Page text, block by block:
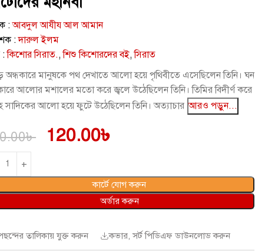
:আবদুল আযীয আল আমান
:দারুল ইলম
:কিশোর সিরাত.,শিশু কিশোরদের বই,সিরাত
অন্ধকারে মানুষকে পথ দেখাতে আলো হয়ে পৃথিবীতে এসেছিলেন তিনি। ঘন
আলোর মশালের মতো করে জ্বলে উঠেছিলেন তিনি। তিমির বিদীর্ণ করে
সাদিকের আলো হয়ে ফুটে উঠেছিলেন তিনি। অত্যাচার আরও পড়ুন...
৳ 120.00৳
কার্টে যোগ করুন
অর্ডার করুন
তালিকায় যুক্ত করুন কভার, সর্ট পিডিএফ ডাউনলোড করুন